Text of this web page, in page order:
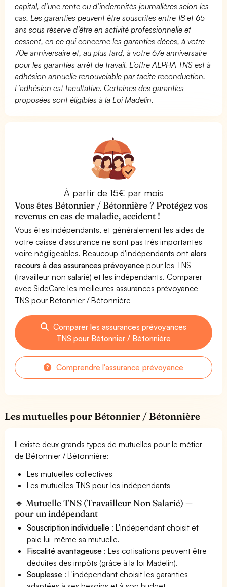
capital, d’une rente ou d’indemnités journalières selon les
cas. Les garanties peuvent être souscrites entre 18 et 65
ans sous réserve d’être en activité professionnelle et
cessent, en ce qui concerne les garanties décès, à votre
70e anniversaire et, au plus tard, à votre 67e anniversaire
pour les garanties arrêt de travail. L’offre ALPHA TNS est à
adhésion annuelle renouvelable par tacite reconduction.
L’adhésion est facultative. Certaines des garanties
proposées sont éligibles à la Loi Madelin.
À partir de 15€ par mois
Vous êtes Bétonnier / Bétonnière ? Protégez vos
revenus en cas de maladie, accident !
Vous êtes indépendants, et généralement les aides de
votre caisse d'assurance ne sont pas très importantes
voire négligeables. Beaucoup d'indépendants ontalors
recours à des assurances prévoyance pour les TNS
(travailleur non salarié) et les indépendants. Comparer
avec SideCare les meilleures assurances prévoyance
TNS pour Bétonnier / Bétonnière
Comparer les assurances prévoyances
TNS pour Bétonnier / Bétonnière
Comprendre l'assurance prévoyance
Les mutuelles pour Bétonnier / Bétonnière
Il existe deux grands types de mutuelles pour le métier
de Bétonnier / Bétonnière:
Les mutuelles collectives
Les mutuelles TNS pour les indépendants
🔹 Mutuelle TNS (Travailleur Non Salarié) —
pour un indépendant
Souscription individuelle : L'indépendant choisit et
paie lui-même sa mutuelle.
Fiscalité avantageuse : Les cotisations peuvent être
déduites des impôts (grâce à la loi Madelin).
Souplesse : L'indépendant choisit les garanties